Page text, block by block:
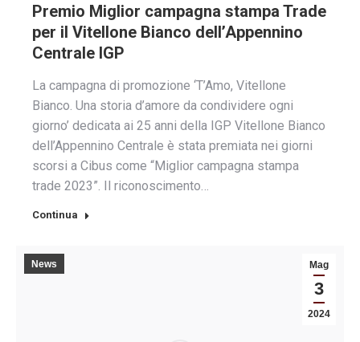
Premio Miglior campagna stampa Trade
per il Vitellone Bianco dell’Appennino
Centrale IGP
La campagna di promozione ‘T’Amo, Vitellone
Bianco. Una storia d’amore da condividere ogni
giorno’ dedicata ai 25 anni della IGP Vitellone Bianco
dell’Appennino Centrale è stata premiata nei giorni
scorsi a Cibus come “Miglior campagna stampa
trade 2023”. Il riconoscimento…
Continua
Mag
3
2024
News